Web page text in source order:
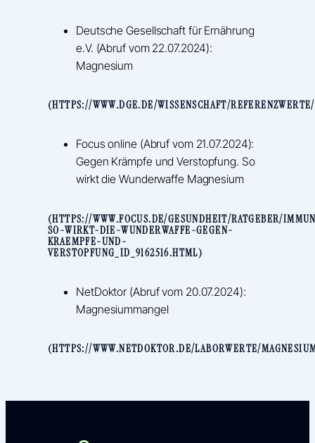
Deutsche Gesellschaft für Ernährung
e.V. (Abruf vom 22.07.2024):
Magnesium
(HTTPS://WWW.DGE.DE/WISSENSCHAFT/
Focus online (Abruf vom 21.07.2024):
Gegen Krämpfe und Verstopfung. So
wirkt die Wunderwaffe Magnesium
(HTTPS://WWW.FOCUS.DE/GESUNDHEIT/RATGEBER/
SO-WIRKT-DIE-WUNDERWAFFE-GEGEN-
KRAEMPFE-UND-
VERSTOPFUNG_ID_9162516.HTML)
NetDoktor (Abruf vom 20.07.2024):
Magnesiummangel
(HTTPS://WWW.NETDOKTOR.DE/LABORWERTE/